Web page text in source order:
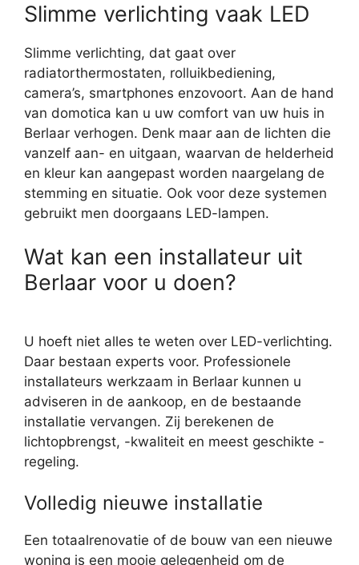
Slimme verlichting vaak LED
Slimme verlichting, dat gaat over
radiatorthermostaten, rolluikbediening,
camera’s, smartphones enzovoort. Aan de hand
van domotica kan u uw comfort van uw huis in
Berlaar verhogen. Denk maar aan de lichten die
vanzelf aan- en uitgaan, waarvan de helderheid
en kleur kan aangepast worden naargelang de
stemming en situatie. Ook voor deze systemen
gebruikt men doorgaans LED-lampen.
Wat kan een installateur uit
Berlaar voor u doen?
U hoeft niet alles te weten over LED-verlichting.
Daar bestaan experts voor. Professionele
installateurs werkzaam in Berlaar kunnen u
adviseren in de aankoop, en de bestaande
installatie vervangen. Zij berekenen de
lichtopbrengst, -kwaliteit en meest geschikte -
regeling.
Volledig nieuwe installatie
Een totaalrenovatie of de bouw van een nieuwe
woning is een mooie gelegenheid om de